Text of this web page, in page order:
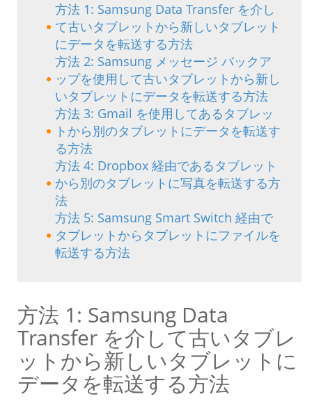
方法 1: Samsung Data Transfer を介し
て古いタブレットから新しいタブレット
にデータを転送する方法
方法 2: Samsung メッセージ バックア
ップを使用して古いタブレットから新し
いタブレットにデータを転送する方法
方法 3: Gmail を使用してあるタブレッ
トから別のタブレットにデータを転送す
る方法
方法 4: Dropbox 経由であるタブレット
から別のタブレットに写真を転送する方
法
方法 5: Samsung Smart Switch 経由で
タブレットからタブレットにファイルを
転送する方法
方法 1: Samsung Data
Transfer を介して古いタブレ
ットから新しいタブレットに
データを転送する方法